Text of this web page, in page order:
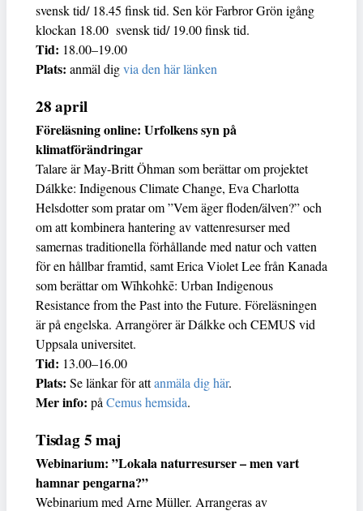
svensk tid/ 18.45 finsk tid. Sen kör Farbror Grön igång
klockan 18.00 svensk tid/ 19.00 finsk tid.
Tid: 18.00–19.00
Plats: anmäl digvia den här länken
28 april
Föreläsning online: Urfolkens syn på
klimatförändringar
Talare är May-Britt Öhman som berättar om projektet
Dálkke: Indigenous Climate Change, Eva Charlotta
Helsdotter som pratar om ”Vem äger floden/älven?” och
om att kombinera hantering av vattenresurser med
samernas traditionella förhållande med natur och vatten
för en hållbar framtid, samt Erica Violet Lee från Kanada
som berättar om Wīhkohkē: Urban Indigenous
Resistance from the Past into the Future. Föreläsningen
är på engelska. Arrangörer är Dálkke och CEMUS vid
Uppsala universitet.
Tid: 13.00–16.00
Plats: Se länkar för attanmäla dig här.
Mer info: på Cemus hemsida.
Tisdag 5 maj
Webinarium: ”Lokala naturresurser – men vart
hamnar pengarna?”
Webinarium med Arne Müller. Arrangeras av